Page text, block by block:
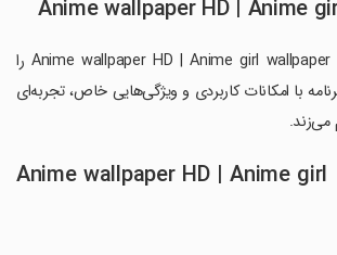
آیا تابه‌حال برنامه 🔥 Anime wallpaper HD | Anime girl wallpaper را
با امکانات کاربردی و ویژگی‌هایی خاص، تجربه‌ای
می‌زند.
دانلود برنامه 🔥 Anime wallpaper HD | Anime girl